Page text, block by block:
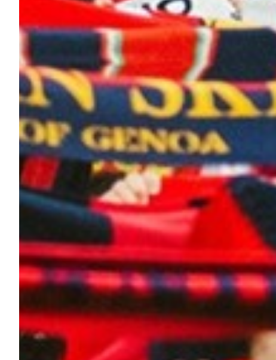
Gift Card Online Store
Fortissimo batte il mio cuor